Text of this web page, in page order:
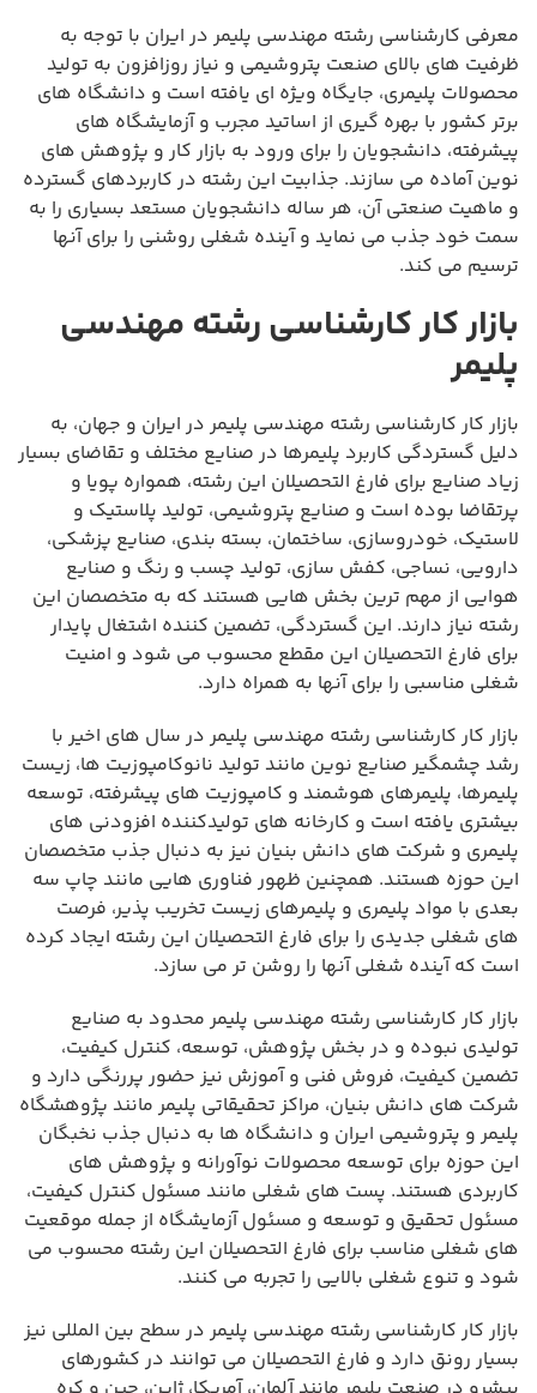
معرفی کارشناسی رشته مهندسی پلیمر در ایران با توجه به
ظرفیت های بالای صنعت پتروشیمی و نیاز روزافزون به تولید
محصولات پلیمری، جایگاه ویژه ای یافته است و دانشگاه های
برتر کشور با بهره گیری از اساتید مجرب و آزمایشگاه های
پیشرفته، دانشجویان را برای ورود به بازار کار و پژوهش های
نوین آماده می سازند. جذابیت این رشته در کاربردهای گسترده
و ماهیت صنعتی آن، هر ساله دانشجویان مستعد بسیاری را به
سمت خود جذب می نماید و آینده شغلی روشنی را برای آنها
ترسیم می کند.
بازار کار کارشناسی رشته مهندسی
پلیمر
بازار کار کارشناسی رشته مهندسی پلیمر در ایران و جهان، به
دلیل گستردگی کاربرد پلیمرها در صنایع مختلف و تقاضای بسیار
زیاد صنایع برای فارغ التحصیلان این رشته، همواره پویا و
پرتقاضا بوده است و صنایع پتروشیمی، تولید پلاستیک و
لاستیک، خودروسازی، ساختمان، بسته بندی، صنایع پزشکی،
دارویی، نساجی، کفش سازی، تولید چسب و رنگ و صنایع
هوایی از مهم ترین بخش هایی هستند که به متخصصان این
رشته نیاز دارند. این گستردگی، تضمین کننده اشتغال پایدار
برای فارغ التحصیلان این مقطع محسوب می شود و امنیت
شغلی مناسبی را برای آنها به همراه دارد.
بازار کار کارشناسی رشته مهندسی پلیمر در سال های اخیر با
رشد چشمگیر صنایع نوین مانند تولید نانوکامپوزیت ها، زیست
پلیمرها، پلیمرهای هوشمند و کامپوزیت های پیشرفته، توسعه
بیشتری یافته است و کارخانه های تولیدکننده افزودنی های
پلیمری و شرکت های دانش بنیان نیز به دنبال جذب متخصصان
این حوزه هستند. همچنین ظهور فناوری هایی مانند چاپ سه
بعدی با مواد پلیمری و پلیمرهای زیست تخریب پذیر، فرصت
های شغلی جدیدی را برای فارغ التحصیلان این رشته ایجاد کرده
است که آینده شغلی آنها را روشن تر می سازد.
بازار کار کارشناسی رشته مهندسی پلیمر محدود به صنایع
تولیدی نبوده و در بخش پژوهش، توسعه، کنترل کیفیت،
تضمین کیفیت، فروش فنی و آموزش نیز حضور پررنگی دارد و
شرکت های دانش بنیان، مراکز تحقیقاتی پلیمر مانند پژوهشگاه
پلیمر و پتروشیمی ایران و دانشگاه ها به دنبال جذب نخبگان
این حوزه برای توسعه محصولات نوآورانه و پژوهش های
کاربردی هستند. پست های شغلی مانند مسئول کنترل کیفیت،
مسئول تحقیق و توسعه و مسئول آزمایشگاه از جمله موقعیت
های شغلی مناسب برای فارغ التحصیلان این رشته محسوب می
شود و تنوع شغلی بالایی را تجربه می کنند.
بازار کار کارشناسی رشته مهندسی پلیمر در سطح بین المللی نیز
بسیار رونق دارد و فارغ التحصیلان می توانند در کشورهای